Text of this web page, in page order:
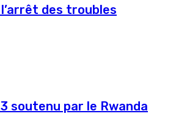
des troubles
soutenu par le Rwanda